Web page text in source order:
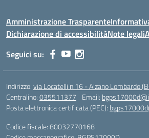
Amministrazione Trasparente
Dichiarazione di accessibilitàNote legali
Seguici su:
Indirizzo:via Locatelli n.16 - Alzano Lombardo
Centralino:035511377 Email:
Posta elettronica certificata (PEC):
Codice fiscale: 80032770168